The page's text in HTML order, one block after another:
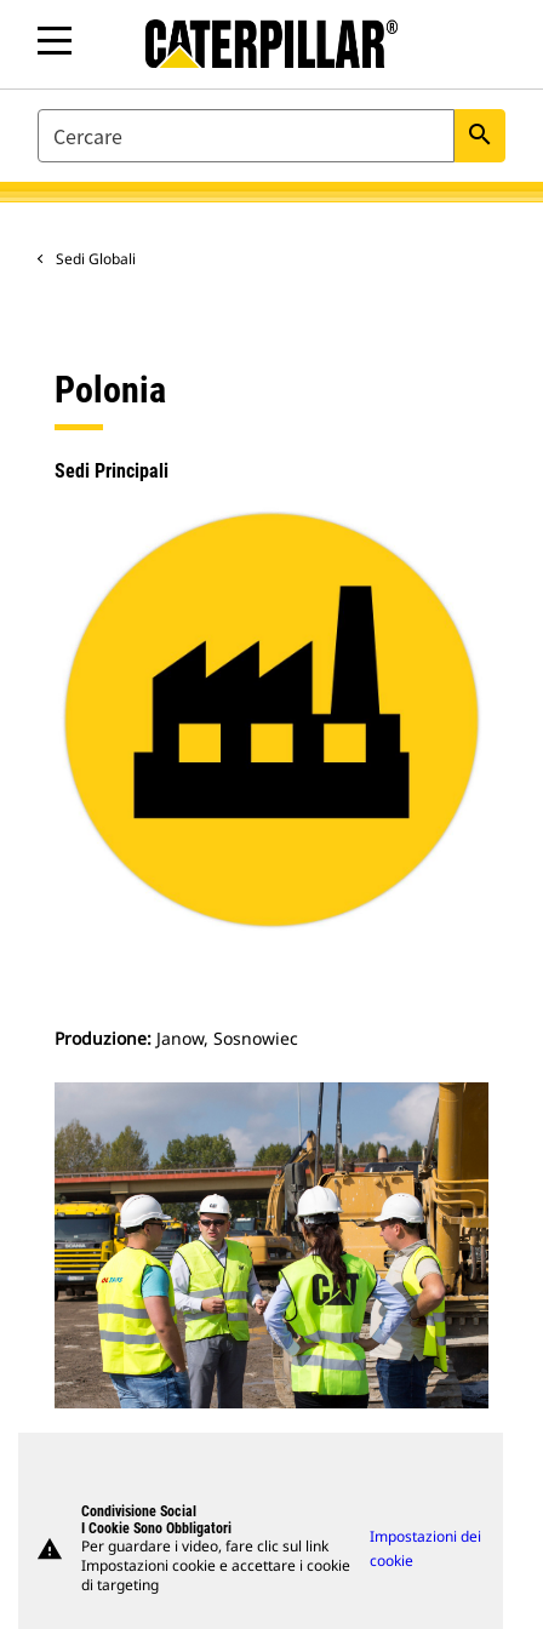
SEARCH search
Sedi Globali
Polonia
Sedi Principali
Produzione: Janow, Sosnowiec
warning
Condivisione Social
I Cookie Sono Obbligatori
Per guardare i video, fare clic sul link
Impostazioni cookie e accettare i cookie
di targeting
Impostazioni dei
cookie